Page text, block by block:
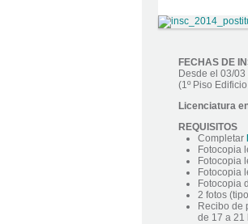
FECHAS DE
Desde el 03/
(1º Piso
Licenciatura
REQUISITOS
Completar
Fotocopia
Fotocopia
Fotocopia
Fotocopia
2 fotos
Recibo de
de 17 a 21